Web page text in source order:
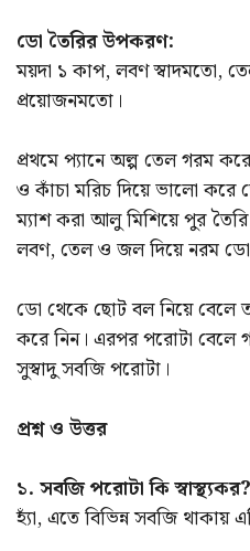
ডো তৈরির উপকরণ:
ময়দা ১ কাপ, লবণ স্বাদমতো,
প্রয়োজনমতো।
প্রথমে প্যানে অল্প তেল গরম
ও কাঁচা মরিচ দিয়ে ভালো করে
ম্যাশ করা আলু মিশিয়ে পুর
লবণ, তেল ও জল দিয়ে নরম ডো
ডো থেকে ছোট বল নিয়ে বেলে
করে নিন। এরপর পরোটা বেলে
সুস্বাদু সবজি পরোটা।
প্রশ্ন ও উত্তর
১. সবজি পরোটা কি স্বাস্থ্যকর?
হ্যাঁ, এতে বিভিন্ন সবজি থাকায়